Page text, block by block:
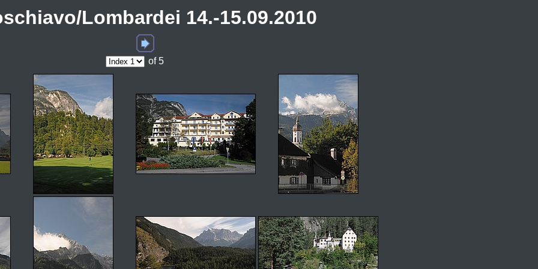
Lombardei 14.-15.09.2010
of 5